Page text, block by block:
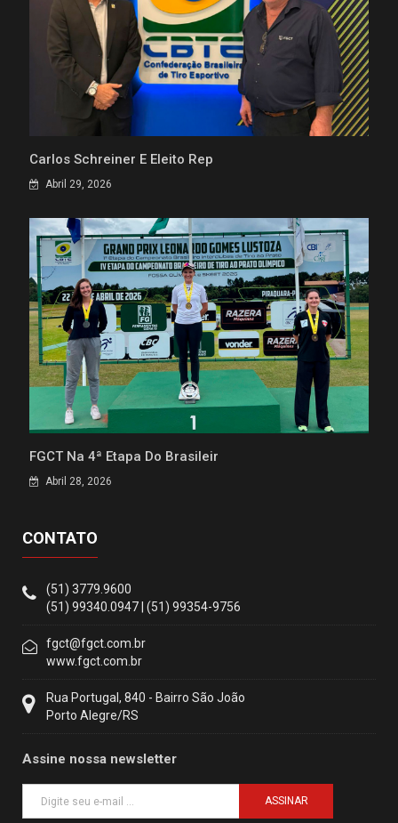
Carlos Schreiner É Eleito Rep
Abril 29, 2026
FGCT Na 4ª Etapa Do Brasileir
Abril 28, 2026
CONTATO
(51) 3779.9600
(51) 99340.0947 | (51) 99354-9756
fgct@fgct.com.br
www.fgct.com.br
Rua Portugal, 840 - Bairro São João
Porto Alegre/RS
Assine nossa newsletter
ASSINAR